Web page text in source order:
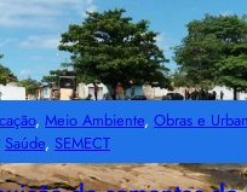
, Meio Ambiente, Obras e
Saúde, SEMECT